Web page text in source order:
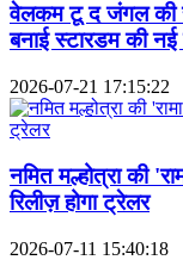
वेलकम टू द जंगल
बनाई स्टारडम की नई
2026-07-21 17:15:22
नमित मल्होत्रा की
रिलीज़ होगा ट्रेलर
2026-07-11 15:40:18